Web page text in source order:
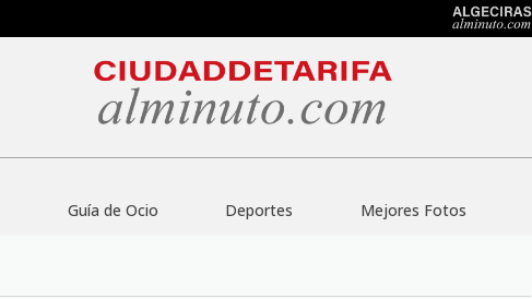
Guía de Ocio Deportes Mejores Fotos